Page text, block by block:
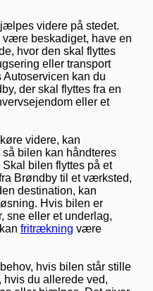
videre på stedet.
være beskadiget, have en
hvor den skal flyttes
eller transport
kan du
der skal flyttes fra en
eller et
videre, kan
bilen kan håndteres
bilen flyttes på et
Brøndby til et værksted,
destination, kan
Hvis bilen er
sne eller et underlag,
fritrækning være
hvis bilen står stille
hvis du allerede ved,